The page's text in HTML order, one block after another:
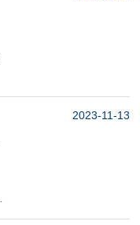
13
2023-11